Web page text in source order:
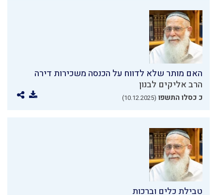
האם מותר שלא לדווח על הכנסה משכירות דירה
הרב אליקים לבנון
כ כסלו התשפו (10.12.2025)
טבילת כלים וברכות